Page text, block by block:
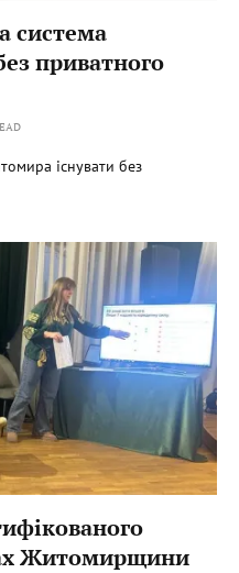
система
приватного
існувати без
Житомирщини